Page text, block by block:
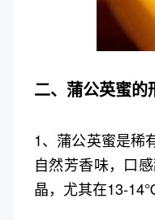
二、蒲公英蜜的
1、蒲公英蜜是稀
自然芳香味，口
晶，尤其在13-